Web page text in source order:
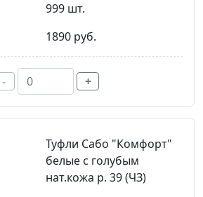
999 шт.
1890 руб.
- +
Туфли Сабо "Комфорт"
белые с голубым
нат.кожа р. 39 (ЧЗ)